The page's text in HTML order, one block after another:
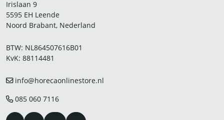
Irislaan 9
5595 EH Leende
Noord Brabant, Nederland
BTW: NL864507616B01
KvK: 88114481
info@horecaonlinestore.nl
085 060 7116